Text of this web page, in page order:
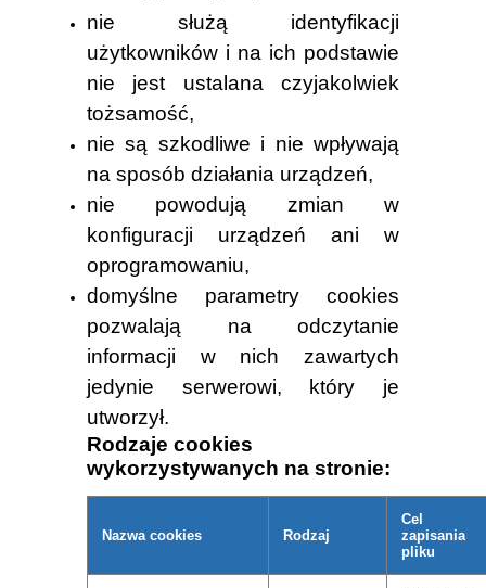
nie służą identyfikacji
użytkowników i na ich podstawie
nie jest ustalana czyjakolwiek
tożsamość,
nie są szkodliwe i nie wpływają
na sposób działania urządzeń,
nie powodują zmian w
konfiguracji urządzeń ani w
oprogramowaniu,
domyślne parametry cookies
pozwalają na odczytanie
informacji w nich zawartych
jedynie serwerowi, który je
utworzył.
Rodzaje cookies
wykorzystywanych na stronie:
Nazwa cookies Rodzaj
Cel
zapisania
pliku